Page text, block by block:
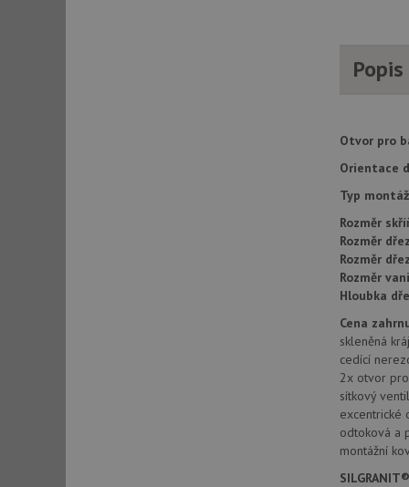
Otvor pro
Orientace
Typ
Rozměr
Rozměr
Rozměr
Rozměr
Hloubka
Cena
skleněná
cedící
2x otvor
sítkový
excentrické
odtoková a
montážní
CookieScriptConsent
AUTORIZACE
_ga_9T91YFLEPX
Název
__Secure-YNID